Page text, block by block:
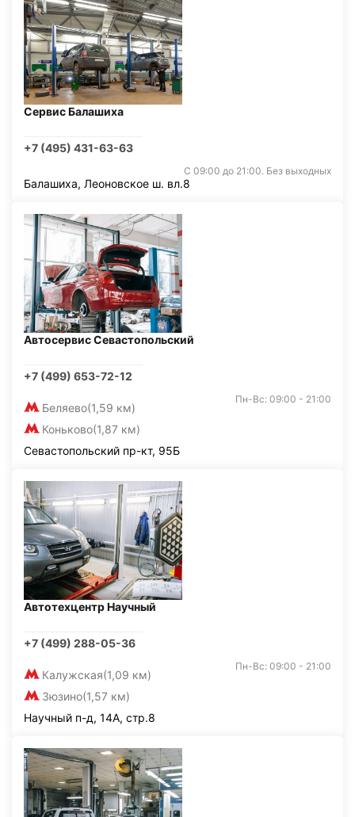
Сервис Балашиха
+7 (495) 431-63-63
С 09:00 до 21:00. Без выходных
Балашиха, Леоновское ш. вл.8
Автосервис Севастопольский
+7 (499) 653-72-12
Беляево(1,59 км)
Коньково(1,87 км)
Пн-Вс: 09:00 - 21:00
Севастопольский пр-кт, 95Б
Автотехцентр Научный
+7 (499) 288-05-36
Калужская(1,09 км)
Зюзино(1,57 км)
Пн-Вс: 09:00 - 21:00
Научный п-д, 14А, стр.8